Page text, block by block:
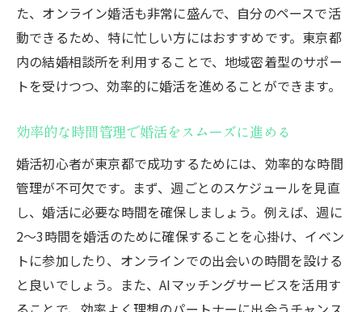
た、オンライン婚活も非常に盛んで、自分のペースで活
動できるため、特に忙しい方にはおすすめです。東京都
内の結婚相談所を利用することで、地域密着型のサポー
トを受けつつ、効率的に婚活を進めることができます。
効率的な時間管理で婚活をスムーズに進める
婚活初心者が東京都で成功するためには、効率的な時間
管理が不可欠です。まず、週ごとのスケジュールを見直
し、婚活に必要な時間を確保しましょう。例えば、週に
2〜3時間を婚活のために確保することを心掛け、イベン
トに参加したり、オンラインでの出会いの時間を設ける
と良いでしょう。また、AIマッチングサービスを活用す